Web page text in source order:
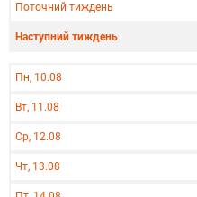
Поточний тиждень
Наступний тиждень
Пн, 10.08
Вт, 11.08
Ср, 12.08
Чт, 13.08